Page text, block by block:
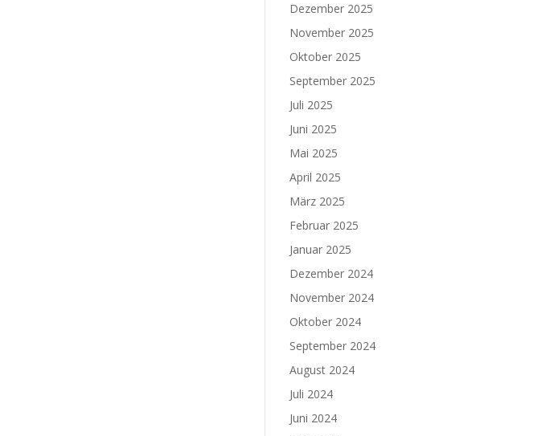
Dezember 2025
November 2025
Oktober 2025
September 2025
Juli 2025
Juni 2025
Mai 2025
April 2025
März 2025
Februar 2025
Januar 2025
Dezember 2024
November 2024
Oktober 2024
September 2024
August 2024
Juli 2024
Juni 2024